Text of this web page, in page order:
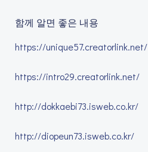
함께 알면 좋은 내용
https://unique57.creatorlink.net/
https://intro29.creatorlink.net/
http://dokkaebi73.isweb.co.kr/
http://diopeun73.isweb.co.kr/